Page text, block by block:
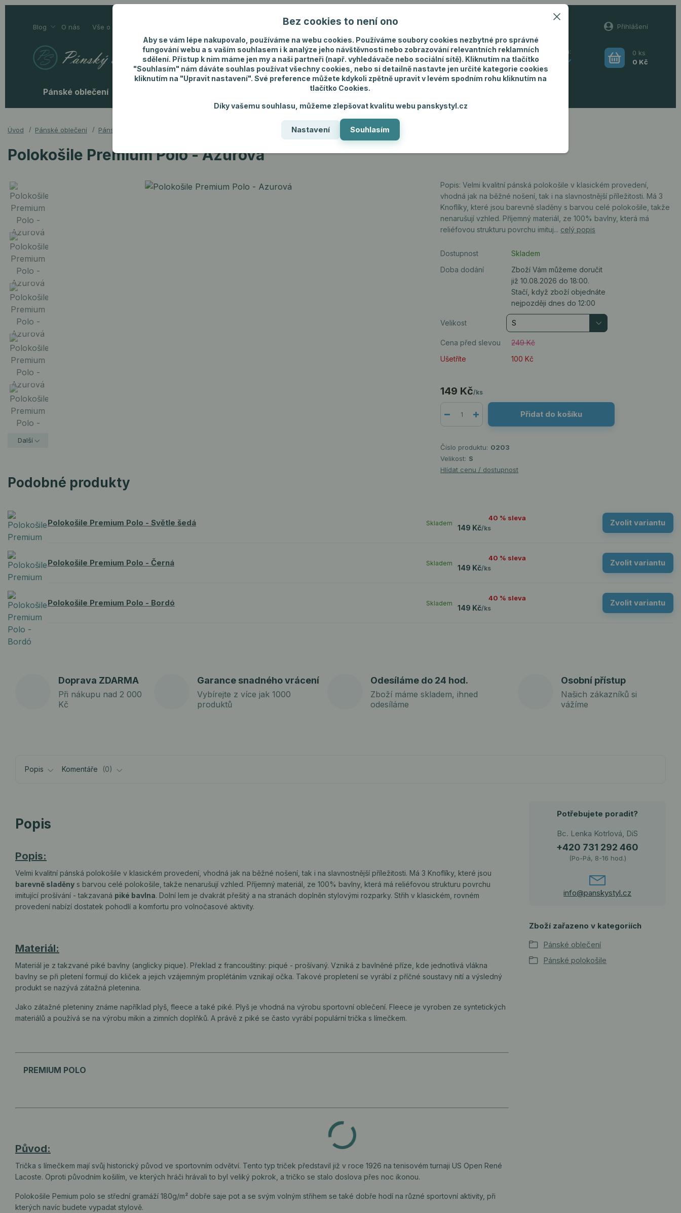
Blog O nás Vše o nákupu Nevíte si rady? Zavolejte. +420 731 292 460 Přihlášení
Hledat
0 ks
0 Kč
Pánské oblečení Pánské šperky
Úvod Pánské oblečení Pánské polokošile
Polokošile Premium Polo - Azurová
Další
Popis: Velmi kvalitní pánská polokošile v klasickém provedení,
vhodná jak na běžné nošení, tak i na slavnostnější příležitosti. Má 3
Knoflíky, které jsou barevně sladěny s barvou celé polokošile, takže
nenarušují vzhled. Příjemný materiál, ze 100% bavlny, která má
reliéfovou strukturu povrchu imituj... celý popis
Dostupnost
Skladem
Doba dodání
Zboží Vám můžeme doručit
již 10.08.2026 do 18:00.
Stačí, když zboží objednáte
nejpozději dnes do 12:00
Velikost
Cena před slevou
249 Kč
Ušetříte
100 Kč
149 Kč/ks
Přidat do košíku
Číslo produktu: 0203
Velikost: S
Hlídat cenu / dostupnost
Podobné produkty
Polokošile Premium Polo - Světle šedá 40 % sleva
149 Kč/ks
Skladem Zvolit variantu
Polokošile Premium Polo - Černá 40 % sleva
149 Kč/ks
Skladem Zvolit variantu
Polokošile Premium Polo - Bordó 40 % sleva
149 Kč/ks
Skladem Zvolit variantu
Doprava ZDARMA
Při nákupu nad 2 000
Kč
Garance snadného vrácení
Vybírejte z více jak 1000
produktů
Odesíláme do 24 hod.
Zboží máme skladem, ihned
odesíláme
Osobní přístup
Našich zákazníků si
vážíme
Popis Komentáře 0
Popis
Popis:
Velmi kvalitní pánská polokošile v klasickém provedení, vhodná jak na běžné nošení, tak i na slavnostnější příležitosti. Má 3 Knoflíky, které jsou
barevně sladěny s barvou celé polokošile, takže nenarušují vzhled. Příjemný materiál, ze 100% bavlny, která má reliéfovou strukturu povrchu
imitující prošívání - takzavaná piké bavlna. Dolní lem je dvakrát přešitý a na stranách doplněn stylovými rozparky. Střih v klasickém, rovném
provedení nabízí dostatek pohodlí a komfortu pro volnočasové aktivity.
Materiál:
Materiál je z takzvané piké bavlny (anglicky pique). Překlad z francouštiny: piqué - prošívaný. Vzniká z bavlněné příze, kde jednotlivá vlákna
bavlny se při pletení formují do kliček a jejich vzájemným proplétáním vznikají očka. Takové propletení se vyrábí z příčné soustavy nití a výsledný
produkt se nazývá zátažná pletenina.
Jako zátažné pleteniny známe například plyš, fleece a také piké. Plyš je vhodná na výrobu sportovní oblečení. Fleece je vyroben ze syntetických
materiálů a používá se na výrobu mikin a zimních doplňků. A právě z piké se často vyrábí populární trička s límečkem.
PREMIUM POLO
Původ:
Trička s límečkem mají svůj historický původ ve sportovním odvětví. Tento typ triček představil již v roce 1926 na tenisovém turnaji US Open René
Lacoste. Oproti původním košilím, ve kterých hráči hrávali to byl veliký pokrok, a tričko se stalo doslova přes noc ikonou.
Polokošile Pemium polo se střední gramáží 180g/m² dobře saje pot a se svým volným střihem se také dobře hodí na různé sportovní aktivity, při
kterých navíc budete vypadat stylově.
Potřebujete poradit?
Bc. Lenka Kotrlová, DiS
+420 731 292 460
(Po-Pá, 8-16 hod.)
info@panskystyl.cz
Zboží zařazeno v kategoriích
Pánské oblečení
Pánské polokošile
Bez cookies to není ono
Aby se vám lépe nakupovalo, používáme na webu cookies. Používáme soubory cookies nezbytné pro správné
fungování webu a s vaším souhlasem i k analýze jeho návštěvnosti nebo zobrazování relevantních reklamních
sdělení. Přístup k nim máme jen my a naši partneři (např. vyhledávače nebo sociální sítě). Kliknutím na tlačítko
"Souhlasím" nám dáváte souhlas používat všechny cookies, nebo si detailně nastavte jen určité kategorie cookies
kliknutím na "Upravit nastavení". Své preference můžete kdykoli zpětně upravit v levém spodním rohu kliknutím na
tlačítko Cookies.
Díky vašemu souhlasu, můžeme zlepšovat kvalitu webu panskystyl.cz
Nastavení Souhlasím